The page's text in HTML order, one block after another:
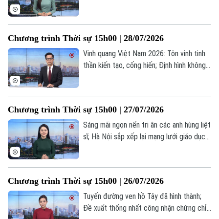
Thời trang
Âm nhạc
đáng chú ý trong chương trình hôm nay.
Chương trình Thời sự 15h00 | 28/07/2026
Vinh quang Việt Nam 2026: Tôn vinh tinh
thần kiến tạo, cống hiến; Định hình không
dung đáng chú ý trong chương trình hôm
nay.
Chương trình Thời sự 15h00 | 27/07/2026
Sáng mãi ngọn nến tri ân các anh hùng liệt
sĩ; Hà Nội sắp xếp lại mạng lưới giáo dục
Chương trình Thời sự 15h00 | 26/07/2026
Tuyến đường ven hồ Tây đã hình thành;
Đề xuất thống nhất công nhận chứng chỉ;